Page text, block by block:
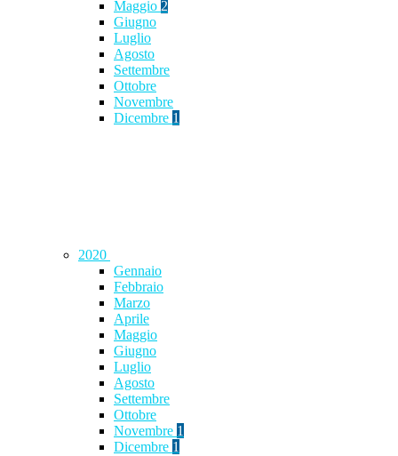
Maggio 2
Giugno
Luglio
Agosto
Settembre
Ottobre
Novembre
Dicembre 1
2020
Gennaio
Febbraio
Marzo
Aprile
Maggio
Giugno
Luglio
Agosto
Settembre
Ottobre
Novembre 1
Dicembre 1